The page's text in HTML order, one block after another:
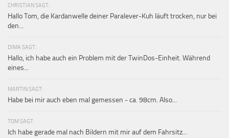
CHRISTIAN SAGT:
Hallo Tom, die Kardanwelle deiner Paralever-Kuh läuft trocken, nur bei
den...
DIMA SAGT:
Hallo, ich habe auch ein Problem mit der TwinDos-Einheit. Während
eines...
MARTIN SAGT:
Habe bei mir auch eben mal gemessen - ca. 98cm. Also...
TOM SAGT:
Ich habe gerade mal nach Bildern mit mir auf dem Fahrsitz...